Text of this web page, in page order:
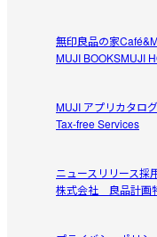
無印良品の家
MUJI BOOKSMUJI
MUJI アプリカタログ
Tax-free Services
ニュースリリース採
株式会社 良品計画